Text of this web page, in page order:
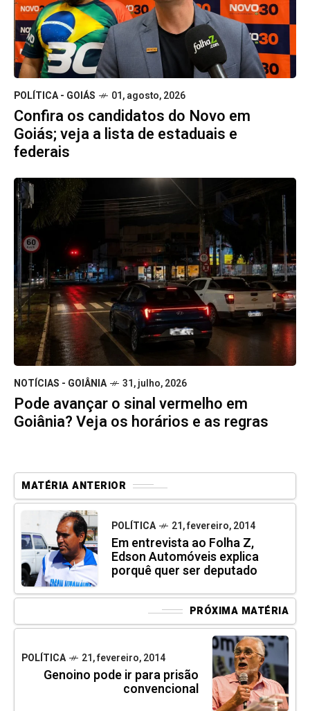
POLÍTICA - GOIÁS 01, agosto, 2026
Confira os candidatos do Novo em
Goiás; veja a lista de estaduais e
federais
NOTÍCIAS - GOIÂNIA 31, julho, 2026
Pode avançar o sinal vermelho em
Goiânia? Veja os horários e as regras
MATÉRIA ANTERIOR
POLÍTICA 21, fevereiro, 2014
Em entrevista ao Folha Z,
Edson Automóveis explica
porquê quer ser deputado
PRÓXIMA MATÉRIA
POLÍTICA 21, fevereiro, 2014
Genoino pode ir para prisão
convencional